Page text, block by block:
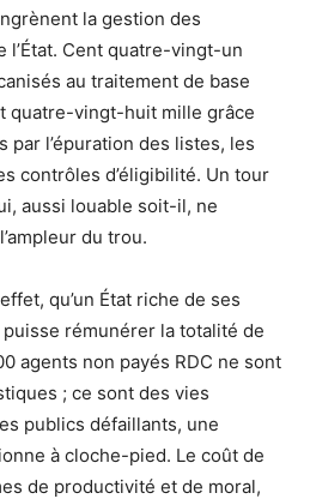
la gestion des
l’État. Cent quatre-vingt-un
au traitement de base
quatre-vingt-huit mille grâce
par l’épuration des listes, les
contrôles d’éligibilité. Un tour
aussi louable soit-il, ne
du trou.
qu’un État riche de ses
rémunérer la totalité de
agents non payés RDC ne sont
; ce sont des vies
publics défaillants, une
à cloche-pied. Le coût de
de productivité et de moral,